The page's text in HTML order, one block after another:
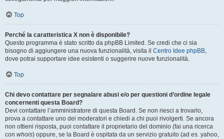
Top
Perché la caratteristica X non è disponibile?
Questo programma è stato scritto da phpBB Limited. Se credi che ci sia
bisogno di aggiungere una nuova funzionalità, visita il Centro Idee phpBB,
dove potrai supportare idee esistenti o suggerire nuove funzionalità.
Top
Chi devo contattare per segnalare abusi e/o per questioni d’ordine legale
concernenti questa Board?
Devi contattare l’amministratore di questa Board. Se non riesci a trovarlo,
prova a contattare uno dei moderatori e chiedi a chi puoi rivolgerti. Se ancora
non ottieni risposta, puoi contattare il proprietario del dominio (fai una ricerca
con whois) oppure, se la Board è ospitata da un servizio gratuito (ad es. yahoo,